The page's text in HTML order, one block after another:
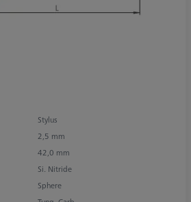
Stylus
2,5 mm
42,0 mm
Si. Nitride
Sphere